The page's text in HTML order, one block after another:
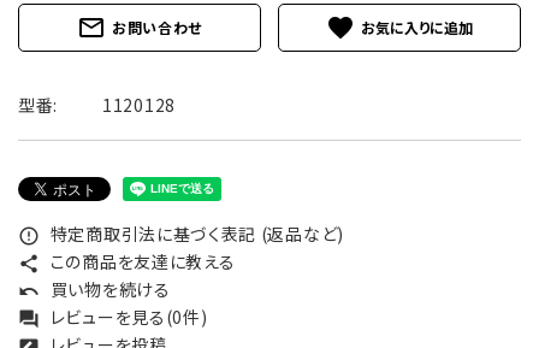
mail_outline お問い合わせ favorite
型番: 1120128
error_outline 特定商取引法に基づく表記 (返品など)
share この商品を友達に教える
undo 買い物を続ける
forum レビューを見る(0件)